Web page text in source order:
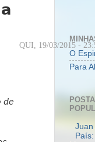
QUI, 19/03/2015 -
de
O
Para
Juan